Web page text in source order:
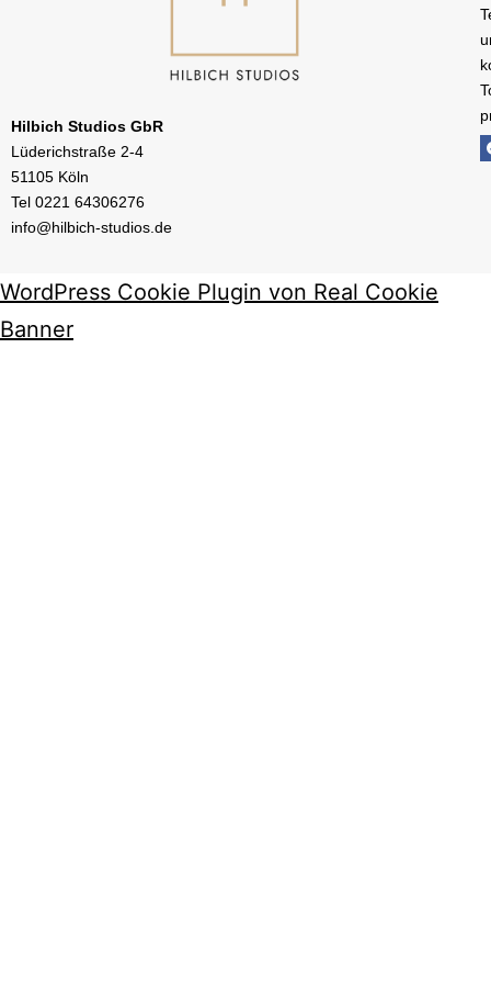
Hilbich Studios GbR
Lüderichstraße 2-4
51105 Köln
Tel 0221 64306276
info@hilbich-studios.de
WordPress Cookie Plugin von Real Cookie
Banner